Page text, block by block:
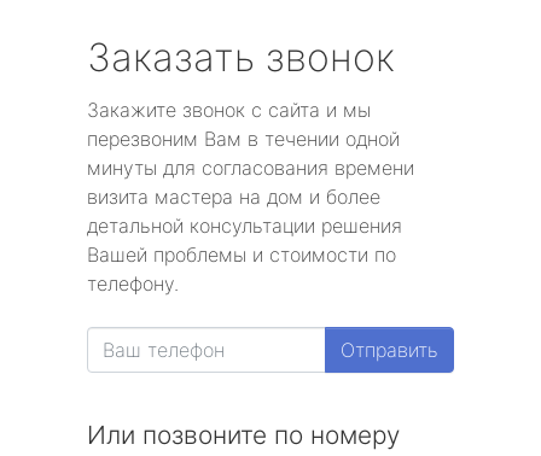
Заказать звонок
Закажите звонок с сайта и мы
перезвоним Вам в течении одной
минуты для согласования времени
визита мастера на дом и более
детальной консультации решения
Вашей проблемы и стоимости по
телефону.
Отправить
Или позвоните по номеру